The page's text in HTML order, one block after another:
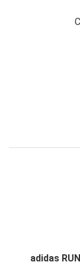
adidas